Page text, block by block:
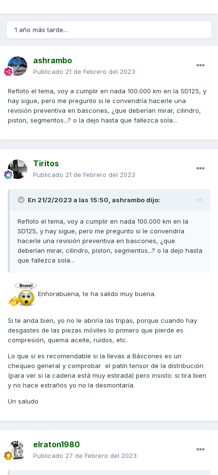
electrodo. La batería me murió con 2 años y medio y las
freno delantero todavía no las he cambiado y las traseras
Espero que dure aún muuuuuchos más km, que debo
solo 300 cc pueda tener tanta fiabilidad.
1 año más tarde...
ashrambo
Publicado 21 de Febrero del 2023
Refloto el tema, voy a cumplir en nada 100.000 km en la SD125, y
hay sigue, pero me pregunto si le convendría hacerle una
revisión preventiva en bascones, ¿que deberían mirar, cilindro,
piston, segmentos...? o la dejo hasta que fallezca sola...
Tiritos
Publicado 21 de Febrero del 2023
En 21/2/2023 a las 15:50, ashrambo dijo:
Refloto el tema, voy a cumplir en nada 100.000 km en la
SD125, y hay sigue, pero me pregunto si le convendría
hacerle una revisión preventiva en bascones, ¿que
deberían mirar, cilindro, piston, segmentos...? o la dejo hasta
que fallezca sola...
Enhorabuena, te ha salido muy buena.
Si te anda bien, yo no le abriría las tripas, porque cuando hay
desgastes de las piezas móviles lo primero que pierde es
compresión, quema aceite, ruidos, etc.
Lo que sí es recomendable si la llevas a Báscones es un
chequeo general y comprobar el patín tensor de la distribución
(para ver si la cadena está muy estirada) pero insisto: si tira bien
y no hace extraños yo no la desmontaría.
Un saludo
elraton1980
Publicado 27 de Febrero del 2023